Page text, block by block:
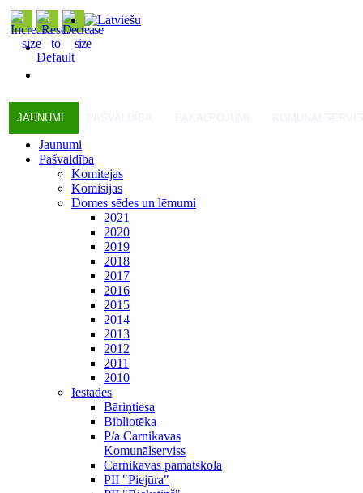
JAUNUMI
Jaunumi
Pašvaldība
Komitejas
Komisijas
Domes sēdes un lēmumi
2021
2020
2019
2018
2017
2016
2015
2014
2013
2012
2011
2010
Iestādes
Bāriņtiesa
Bibliotēka
P/a Carnikavas
Komunālserviss
Carnikavas pamatskola
PII "Piejūra"